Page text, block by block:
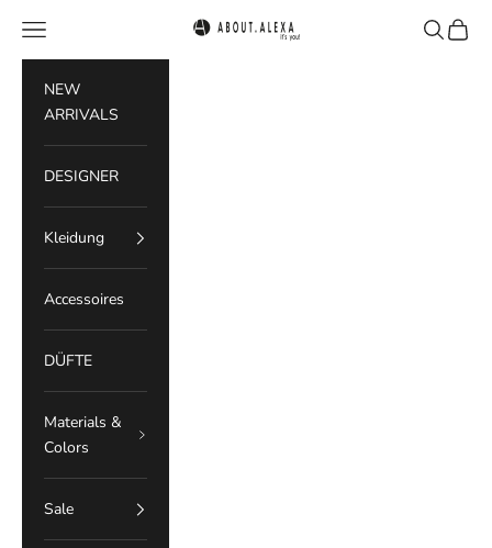
ABOUT.ALEXA
Menü Suchen
NEW
ARRIVALS
DESIGNER
Kleidung
Accessoires
DÜFTE
Materials &
Colors
Sale